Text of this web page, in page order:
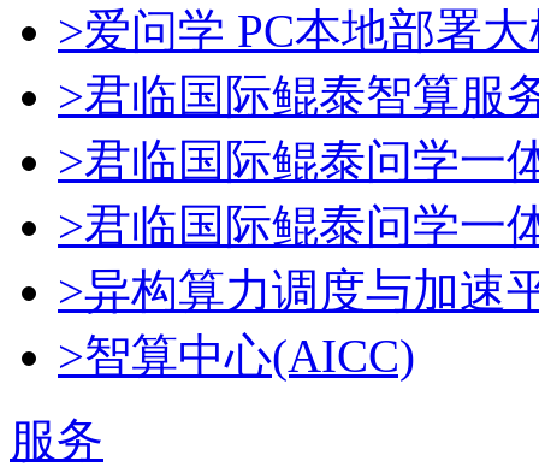
>爱问学 PC本地部署
>君临国际鲲泰智算服
>君临国际鲲泰问学一
>君临国际鲲泰问学一
>异构算力调度与加速
>智算中心(AICC)
服务